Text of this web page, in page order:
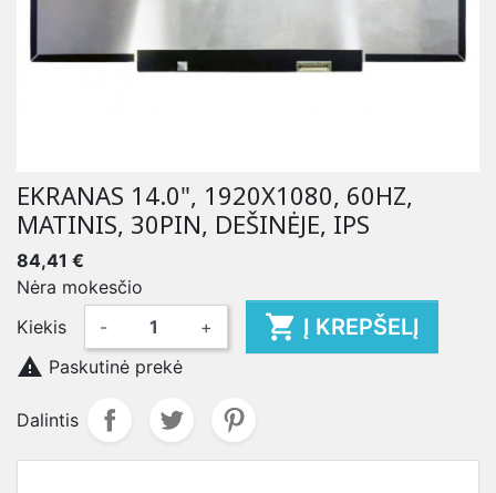
EKRANAS 14.0", 1920X1080, 60HZ,
MATINIS, 30PIN, DEŠINĖJE, IPS
84,41 €
Nėra mokesčio
Kiekis
- +  Į KREPŠELĮ
 Paskutinė prekė
Dalintis